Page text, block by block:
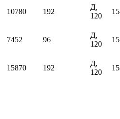
10780 192
Д,
120
7452 96
Д,
120
15870 192
Д,
120